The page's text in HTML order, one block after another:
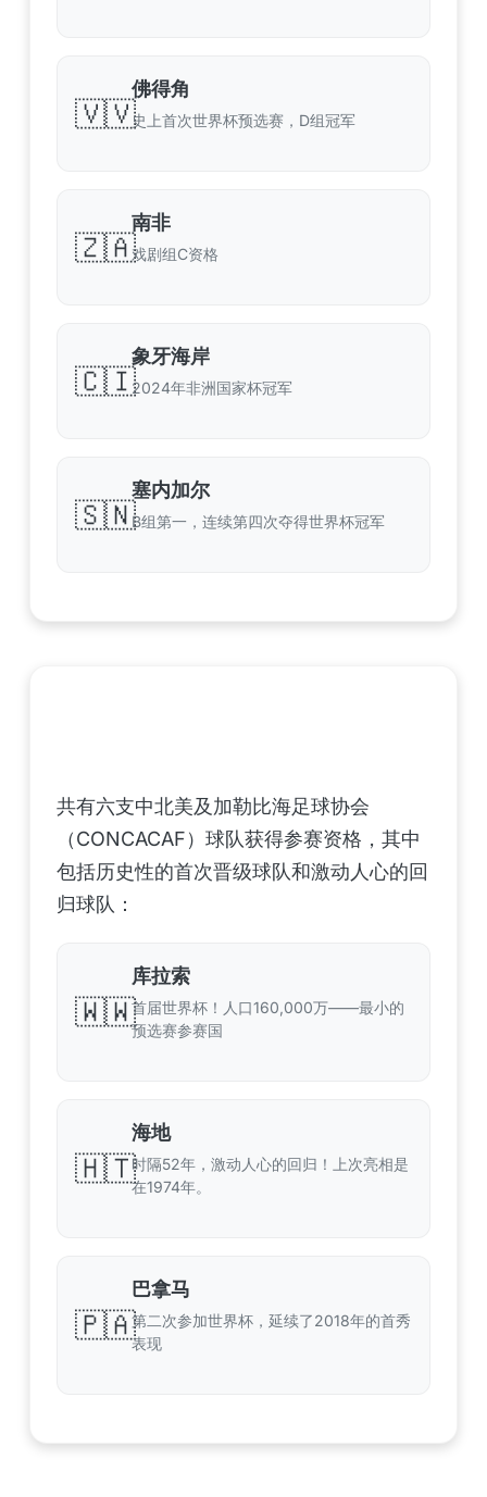
🇻🇻
佛得角
史上首次世界杯预选赛，D组冠军
🇿🇦
南非
戏剧组C资格
🇨🇮
象牙海岸
2024年非洲国家杯冠军
🇸🇳
塞内加尔
B组第一，连续第四次夺得世界杯冠军
共有六支中北美及加勒比海足球协会
（CONCACAF）球队获得参赛资格，其中
包括历史性的首次晋级球队和激动人心的回
归球队：
🇼🇼
库拉索
首届世界杯！人口160,000万——最小的
预选赛参赛国
🇭🇹
海地
时隔52年，激动人心的回归！上次亮相是
在1974年。
🇵🇦
巴拿马
第二次参加世界杯，延续了2018年的首秀
表现